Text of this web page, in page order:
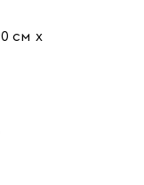
см х